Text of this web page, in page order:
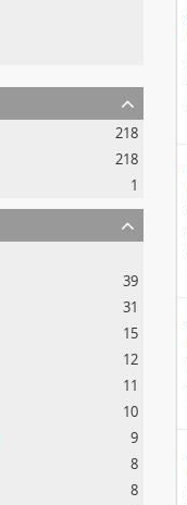
218
218
1
39
31
15
12
11
10
9
8
8